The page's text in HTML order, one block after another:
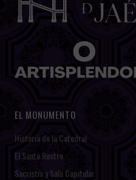
EL MONUMENTO
Historia de la Catedral
El Santo Rostro
Sacristía y Sala Capitular